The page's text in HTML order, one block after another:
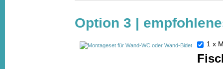
Option 3 |
1 x